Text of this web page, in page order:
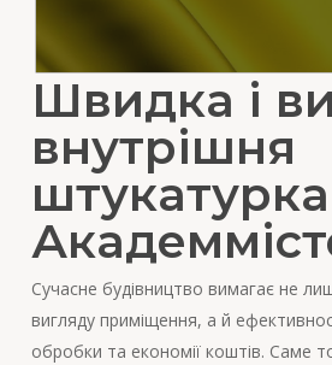
Швидка і
внутрішня
штукатурка
Сучасне будівництво вимагає не
вигляду приміщення, а й
обробки та економії коштів. Саме